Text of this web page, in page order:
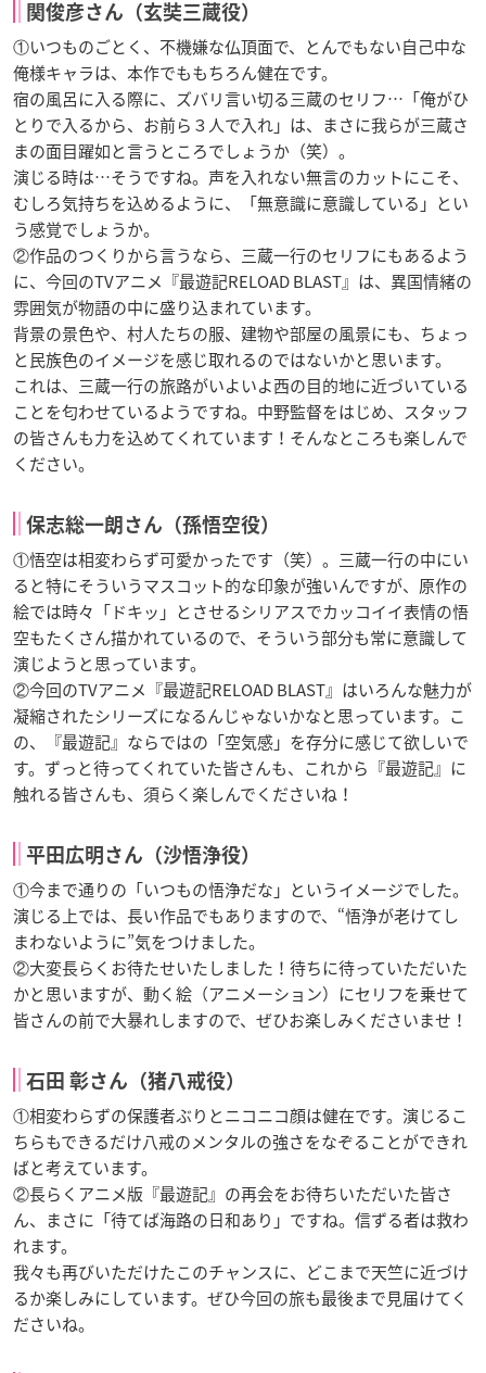
関俊彦さん（玄奘三蔵役）
①いつものごとく、不機嫌な仏頂面で、とんでもない自己中な
俺様キャラは、本作でももちろん健在です。
宿の風呂に入る際に、ズバリ言い切る三蔵のセリフ…「俺がひ
とりで入るから、お前ら３人で入れ」は、まさに我らが三蔵さ
まの面目躍如と言うところでしょうか（笑）。
演じる時は…そうですね。声を入れない無言のカットにこそ、
むしろ気持ちを込めるように、「無意識に意識している」とい
う感覚でしょうか。
②作品のつくりから言うなら、三蔵一行のセリフにもあるよう
に、今回のTVアニメ『最遊記RELOAD BLAST』は、異国情緒の
雰囲気が物語の中に盛り込まれています。
背景の景色や、村人たちの服、建物や部屋の風景にも、ちょっ
と民族色のイメージを感じ取れるのではないかと思います。
これは、三蔵一行の旅路がいよいよ西の目的地に近づいている
ことを匂わせているようですね。中野監督をはじめ、スタッフ
の皆さんも力を込めてくれています！そんなところも楽しんで
ください。
保志総一朗さん（孫悟空役）
①悟空は相変わらず可愛かったです（笑）。三蔵一行の中にい
ると特にそういうマスコット的な印象が強いんですが、原作の
絵では時々「ドキッ」とさせるシリアスでカッコイイ表情の悟
空もたくさん描かれているので、そういう部分も常に意識して
演じようと思っています。
②今回のTVアニメ『最遊記RELOAD BLAST』はいろんな魅力が
凝縮されたシリーズになるんじゃないかなと思っています。こ
の、『最遊記』ならではの「空気感」を存分に感じて欲しいで
す。ずっと待ってくれていた皆さんも、これから『最遊記』に
触れる皆さんも、須らく楽しんでくださいね！
平田広明さん（沙悟浄役）
①今まで通りの「いつもの悟浄だな」というイメージでした。
演じる上では、長い作品でもありますので、“悟浄が老けてし
まわないように”気をつけました。
②大変長らくお待たせいたしました！待ちに待っていただいた
かと思いますが、動く絵（アニメーション）にセリフを乗せて
皆さんの前で大暴れしますので、ぜひお楽しみくださいませ！
石田 彰さん（猪八戒役）
①相変わらずの保護者ぶりとニコニコ顔は健在です。演じるこ
ちらもできるだけ八戒のメンタルの強さをなぞることができれ
ばと考えています。
②長らくアニメ版『最遊記』の再会をお待ちいただいた皆さ
ん、まさに「待てば海路の日和あり」ですね。信ずる者は救わ
れます。
我々も再びいただけたこのチャンスに、どこまで天竺に近づけ
るか楽しみにしています。ぜひ今回の旅も最後まで見届けてく
ださいね。